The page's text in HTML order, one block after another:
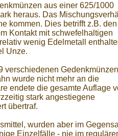
aus einer 625/1000
heraus. Das
kommen. Dies betrifft z.B. den
Kontakt mit schwefelhaltigen
wenig Edelmetall
Unze.
verschiedenen
wurde nicht mehr an die
endete die gesamte Auflage
stark angestiegene
übertraf.
wurden aber im
Einzelfälle - nie im